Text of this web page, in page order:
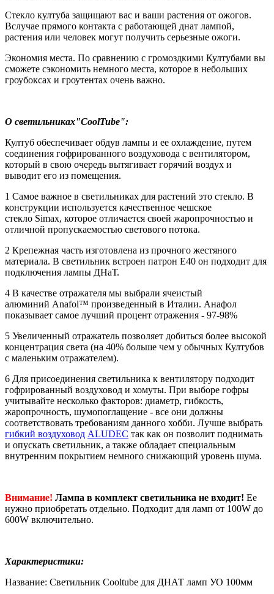
Стекло култуба защищают вас и ваши растения от ожогов.
Вслучае прямого контакта с работающей днат лампой,
растения или человек могут получить серьезные ожоги.
Экономия места. По сравнению с громоздкими Култубами вы
сможете сэкономить немного места, которое в небольших
гроубоксах и гроутентах очень важно.
О светильниках"CoolTube":
Култуб обеспечивает обдув лампы и ее охлаждение, путем
соединения гофрированного воздуховода с вентилятором,
который в свою очередь вытягивает горячий воздух и
выводит его из помещения.
1 Самое важное в светильниках для растений это стекло. В
конструкции используется качественное чешское
стекло Simax, которое отличается своей жаропрочностью и
отличной пропускаемостью светового потока.
2 Крепежная часть изготовлена из прочного жестяного
материала. В светильник встроен патрон E40 он подходит для
подключения лампы ДНаТ.
4 В качестве отражателя мы выбрали ячеистый
алюминий Anafol™ произведенный в Италии. Анафол
показывает самое лучший процент отражения - 97-98%
5 Увеличенный отражатель позволяет добиться более высокой
концентрация света (на 40% больше чем у обычных Култубов
с маленьким отражателем).
6 Для присоединения светильника к вентилятору подходит
гофрированный воздуховод и хомуты. При выборе гофры
учитывайте несколько факторов: диаметр, гибкость,
жаропрочность, шумопоглащение - все они должны
соответствовать требованиям данного хобби. Лучше выбрать
гибкий воздуховод ALUDEC так как он позволит поднимать
и опускать светильник, а также обладает специальным
внутренним покрытием немного снижающий уровень шума.
Внимание! Лампа в комплект светильника не входит! Ее
нужно приобретать отдельно. Подходит для ламп от 100W до
600W включительно.
Характеристики:
Название: Светильник Cooltube для ДНАТ ламп УО 100мм